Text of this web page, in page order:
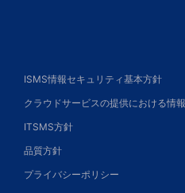
ISMS情報セキュリティ基本方針
クラウドサービスの提供における情
ITSMS方針
品質方針
プライバシーポリシー